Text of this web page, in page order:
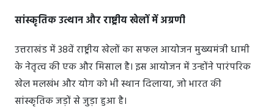
सांस्कृतिक उत्थान और राष्ट्रीय खेलों में अग्रणी
उत्तराखंड में 38वें राष्ट्रीय खेलों का सफल आयोजन मुख्यमंत्री धामी
के नेतृत्व की एक और मिसाल है। इस आयोजन में उन्होंने पारंपरिक
खेल मलखंभ और योग को भी स्थान दिलाया, जो भारत की
सांस्कृतिक जड़ों से जुड़ा हुआ है।